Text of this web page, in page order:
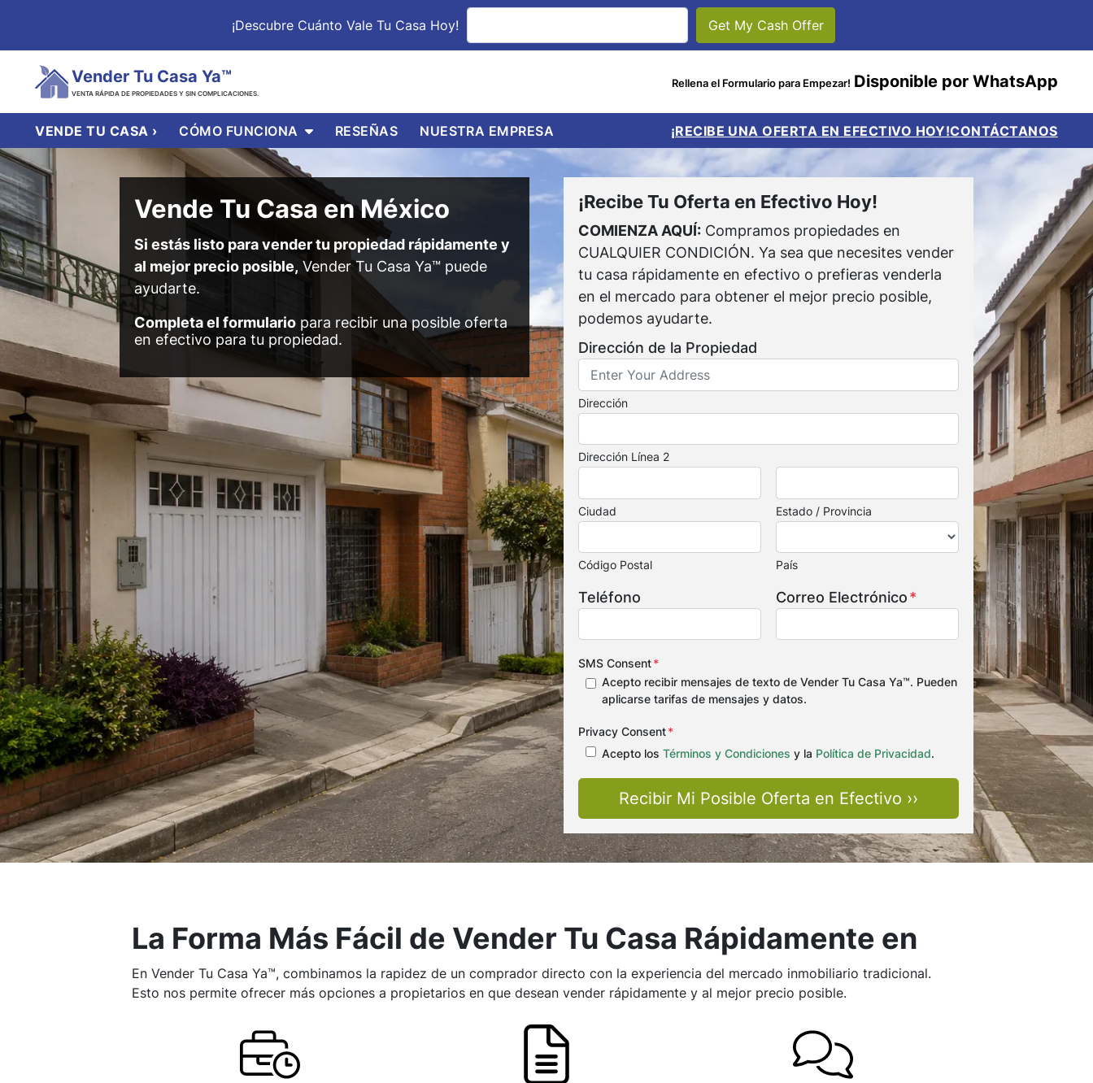
¡Descubre Cuánto Vale Tu Casa Hoy!
Vender Tu Casa Ya™
VENTA RÁPIDA DE PROPIEDADES Y SIN COMPLICACIONES.
Rellena el Formulario para Empezar! Disponible por WhatsApp
VENDE TU CASA › CÓMO FUNCIONA OPEN SUBMENU
RESEÑAS NUESTRA EMPRESA ¡RECIBE UNA OFERTA EN EFECTIVO HOY!CONTÁCTANOS
Vende Tu Casa en México
Si estás listo para vender tu propiedad rápidamente y
al mejor precio posible, Vender Tu Casa Ya™ puede
ayudarte.
Completa el formulario para recibir una posible oferta
en efectivo para tu propiedad.
¡Recibe Tu Oferta en Efectivo Hoy!
COMIENZA AQUÍ: Compramos propiedades en
CUALQUIER CONDICIÓN. Ya sea que necesites vender
tu casa rápidamente en efectivo o prefieras venderla
en el mercado para obtener el mejor precio posible,
podemos ayudarte.
Dirección de la Propiedad
Dirección
Dirección Línea 2
Ciudad Estado / Provincia
Código Postal País
Teléfono Correo Electrónico*
SMS Consent*
Acepto recibir mensajes de texto de Vender Tu Casa Ya™. Pueden
aplicarse tarifas de mensajes y datos.
Privacy Consent*
Acepto los Términos y Condiciones y la Política de Privacidad.
La Forma Más Fácil de Vender Tu Casa Rápidamente en
En Vender Tu Casa Ya™, combinamos la rapidez de un comprador directo con la experiencia del mercado inmobiliario tradicional.
Esto nos permite ofrecer más opciones a propietarios en que desean vender rápidamente y al mejor precio posible.